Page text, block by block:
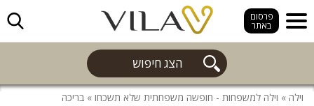
פרסום
באתר
הצג חיפוש
חפש
וילה » וילה למשפחות - חופשה משפחתית שלא תשכחו » בריכה